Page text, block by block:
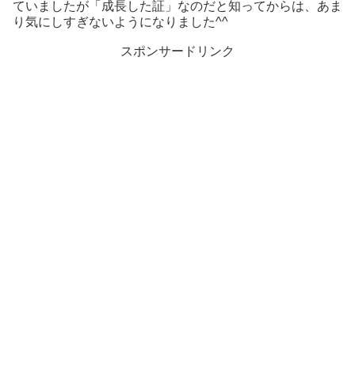
ていましたが「成長した証」なのだと知ってからは、あま
り気にしすぎないようになりました^^
スポンサードリンク